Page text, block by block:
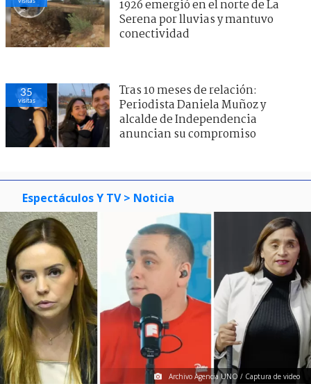
1926 emergió en el norte de La
Serena por lluvias y mantuvo
conectividad
35
visitas
Tras 10 meses de relación:
Periodista Daniela Muñoz y
alcalde de Independencia
anuncian su compromiso
Espectáculos Y TV > Noticia
Archivo Agencia UNO / Captura de video